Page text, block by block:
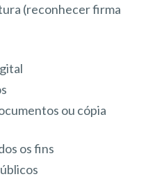
(reconhecer firma
ou cópia
os fins